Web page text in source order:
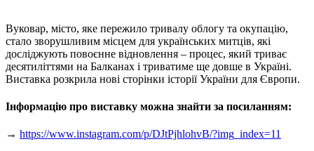
Вуковар, місто, яке пережило тривалу облогу та окупацію,
стало зворушливим місцем для українських митців, які
досліджують повоєнне відновлення – процес, який триває
десятиліттями на Балканах і триватиме ще довше в Україні.
Виставка розкрила нові сторінки історії України для Європи.
Інформацію про виставку можна знайти за посиланням:
→ https://www.instagram.com/p/DJtPjhlohvB/?img_index=11